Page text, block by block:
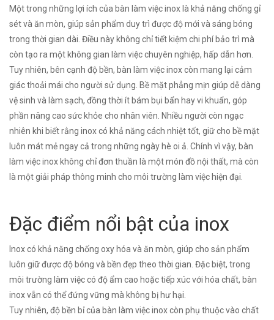
Một trong những lợi ích của bàn làm việc inox là khả năng chống gỉ
sét và ăn mòn, giúp sản phẩm duy trì được độ mới và sáng bóng
trong thời gian dài. Điều này không chỉ tiết kiệm chi phí bảo trì mà
còn tạo ra một không gian làm việc chuyên nghiệp, hấp dẫn hơn.
Tuy nhiên, bên cạnh độ bền, bàn làm việc inox còn mang lại cảm
giác thoải mái cho người sử dụng. Bề mặt phẳng mịn giúp dễ dàng
vệ sinh và làm sạch, đồng thời ít bám bụi bẩn hay vi khuẩn, góp
phần nâng cao sức khỏe cho nhân viên. Nhiều người còn ngạc
nhiên khi biết rằng inox có khả năng cách nhiệt tốt, giữ cho bề mặt
luôn mát mẻ ngay cả trong những ngày hè oi ả. Chính vì vậy, bàn
làm việc inox không chỉ đơn thuần là một món đồ nội thất, mà còn
là một giải pháp thông minh cho môi trường làm việc hiện đại.
Đặc điểm nổi bật của inox
Inox có khả năng chống oxy hóa và ăn mòn, giúp cho sản phẩm
luôn giữ được độ bóng và bền đẹp theo thời gian. Đặc biệt, trong
môi trường làm việc có độ ẩm cao hoặc tiếp xúc với hóa chất, bàn
inox vẫn có thể đứng vững mà không bị hư hại.
Tuy nhiên, độ bền bỉ của bàn làm việc inox còn phụ thuộc vào chất